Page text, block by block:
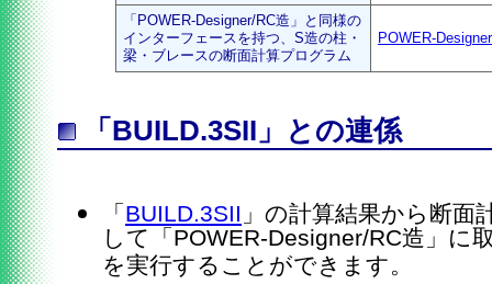
「POWER-Designer/RC造」と同様の
インターフェースを持つ、S造の柱・
梁・ブレースの断面計算プログラム
POWER-
「BUILD.3SII」との連係
「 BUILD.3SII 」の計算結果から断面
して「POWER-Designer/RC造」に
を実行することができます。